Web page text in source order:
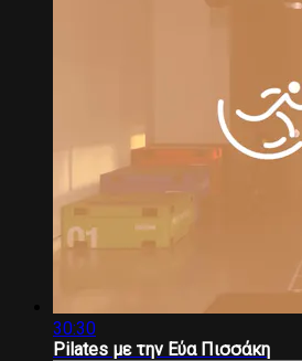
30:30
Pilates με την Εύα Πισσάκη